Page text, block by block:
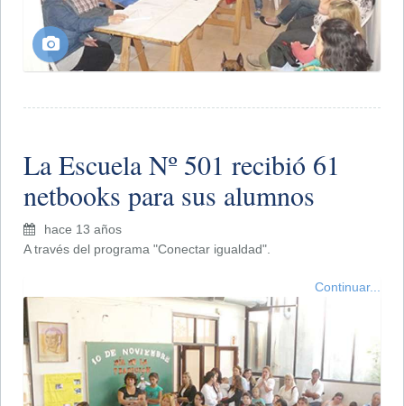
La Escuela Nº 501 recibió 61
netbooks para sus alumnos
hace 13 años
A través del programa "Conectar igualdad".
Continuar...